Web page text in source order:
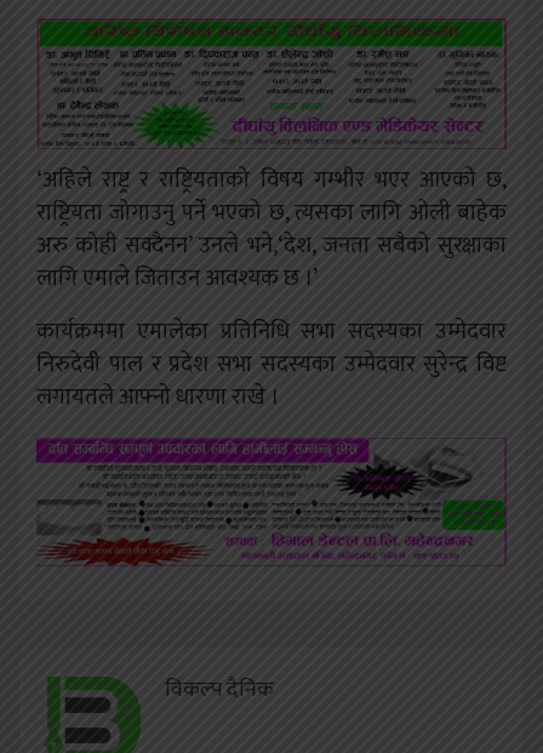
‘अहिले राष्ट्र र राष्ट्रियताको विषय गम्भीर भएर आएको छ,
राष्ट्रियता जोगाउनु पर्ने भएको छ, त्यसका लागि ओली बाहेक
अरु कोही सक्दैनन’ उनले भने,‘देश, जनता सबैको सुरक्षाका
लागि एमाले जिताउन आवश्यक छ ।’
कार्यक्रममा एमालेका प्रतिनिधि सभा सदस्यका उम्मेदवार
निरुदेवी पाल र प्रदेश सभा सदस्यका उम्मेदवार सुरेन्द्र विष्ट
लगायतले आफ्नो धारणा राखे ।
विकल्प दैनिक